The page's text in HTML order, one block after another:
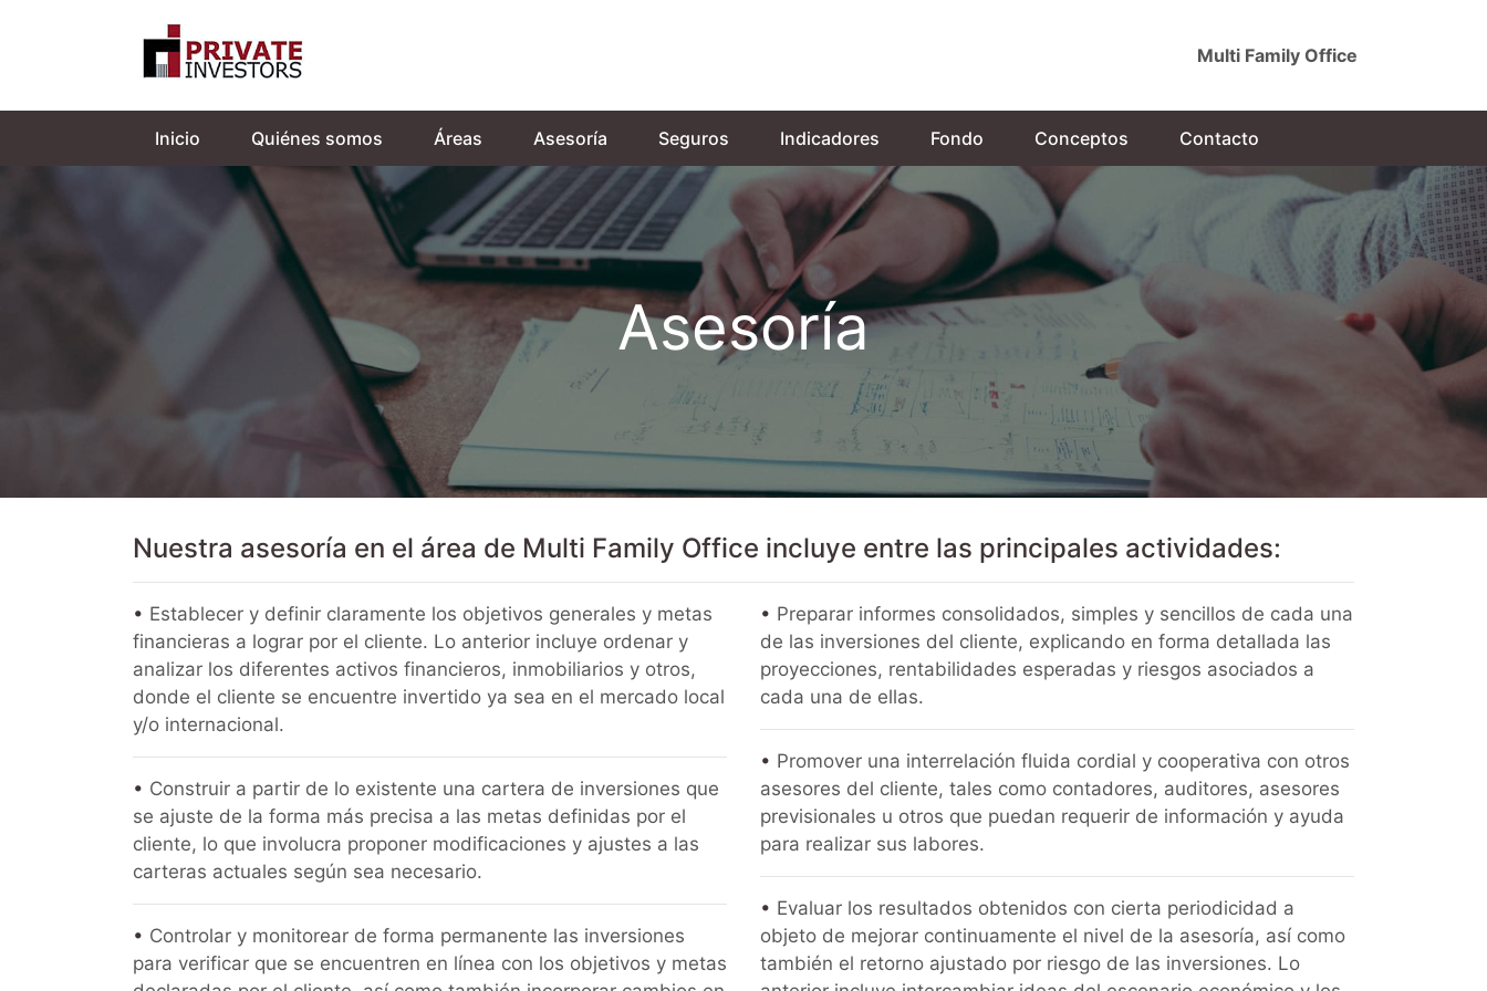
Multi Family Office
Inicio Quiénes somos Áreas Asesoría Seguros Indicadores Fondo Conceptos Contacto
Asesoría
Nuestra asesoría en el área de Multi Family Office incluye entre las principales actividades:
• ​Establecer y definir claramente los objetivos generales y metas
financieras a lograr por el cliente. Lo anterior incluye ordenar y
analizar los diferentes activos financieros, inmobiliarios y otros,
donde el cliente se encuentre invertido ya sea en el mercado local
y/o internacional.​
• Construir a partir de lo existente una cartera de inversiones que
se ajuste de la forma más precisa a las metas definidas por el
cliente, lo que involucra proponer modificaciones y ajustes a las
carteras actuales según sea necesario.​
• ​Controlar y monitorear de forma permanente las inversiones
para verificar que se encuentren en línea con los objetivos y metas
• ​Preparar informes consolidados, simples y sencillos de cada una
de las inversiones del cliente, explicando en forma detallada las
proyecciones, rentabilidades esperadas y riesgos asociados a
cada una de ellas.
• ​Promover una interrelación fluida cordial y cooperativa con otros
asesores del cliente, tales como contadores, auditores, asesores
previsionales u otros que puedan requerir de información y ayuda
para realizar sus labores.
• Evaluar los resultados obtenidos con cierta periodicidad a
objeto de mejorar continuamente el nivel de la asesoría, así como
también el retorno ajustado por riesgo de las inversiones. Lo